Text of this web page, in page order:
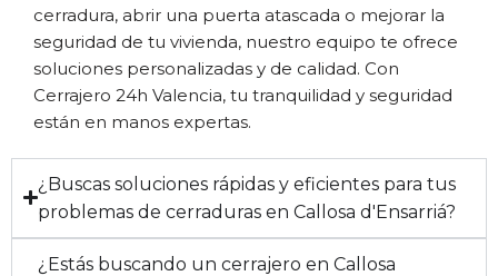
cerradura, abrir una puerta atascada o mejorar la
seguridad de tu vivienda, nuestro equipo te ofrece
soluciones personalizadas y de calidad. Con
Cerrajero 24h Valencia, tu tranquilidad y seguridad
están en manos expertas.
¿Buscas soluciones rápidas y eficientes para tus
problemas de cerraduras en Callosa d'Ensarriá?
¿Estás buscando un cerrajero en Callosa